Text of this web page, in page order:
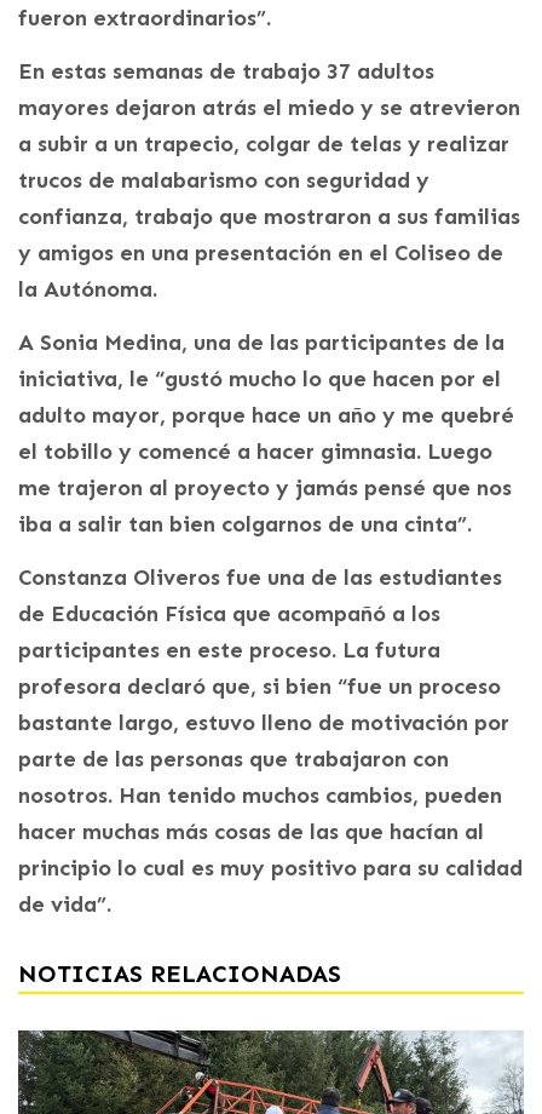
fueron extraordinarios”.
En estas semanas de trabajo 37 adultos
mayores dejaron atrás el miedo y se atrevieron
a subir a un trapecio, colgar de telas y realizar
trucos de malabarismo con seguridad y
confianza, trabajo que mostraron a sus familias
y amigos en una presentación en el Coliseo de
la Autónoma.
A Sonia Medina, una de las participantes de la
iniciativa, le “gustó mucho lo que hacen por el
adulto mayor, porque hace un año y me quebré
el tobillo y comencé a hacer gimnasia. Luego
me trajeron al proyecto y jamás pensé que nos
iba a salir tan bien colgarnos de una cinta”.
Constanza Oliveros fue una de las estudiantes
de Educación Física que acompañó a los
participantes en este proceso. La futura
profesora declaró que, si bien “fue un proceso
bastante largo, estuvo lleno de motivación por
parte de las personas que trabajaron con
nosotros. Han tenido muchos cambios, pueden
hacer muchas más cosas de las que hacían al
principio lo cual es muy positivo para su calidad
de vida”.
NOTICIAS RELACIONADAS